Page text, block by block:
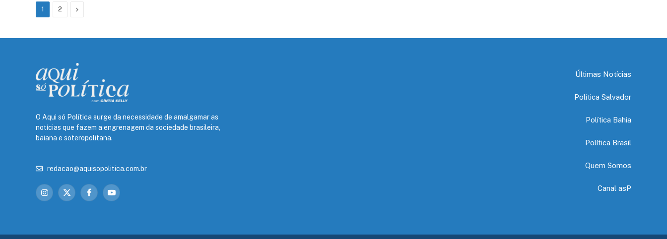
1 2 Next
O Aqui só Política surge da necessidade de amalgamar as
notícias que fazem a engrenagem da sociedade brasileira,
baiana e soteropolitana.
redacao@aquisopolitica.com.br
Instagram
X
FacebookYouTube
Últimas Notícias
Política Salvador
Política Bahia
Política Brasil
Quem Somos
Canal asP